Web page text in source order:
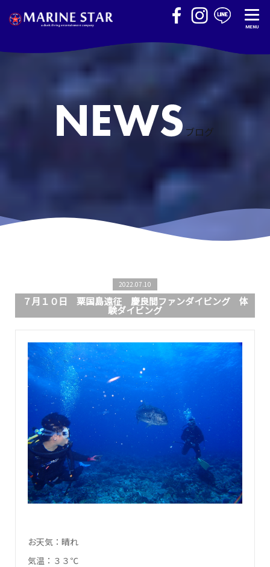
MENU
ブログ
2022.07.10
７月１０日 粟国島遠征 慶良間ファンダイビング 体
験ダイビング
お天気：晴れ
気温：３３℃